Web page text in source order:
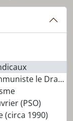
et autres groupes
(PSO)
(circa 1990)